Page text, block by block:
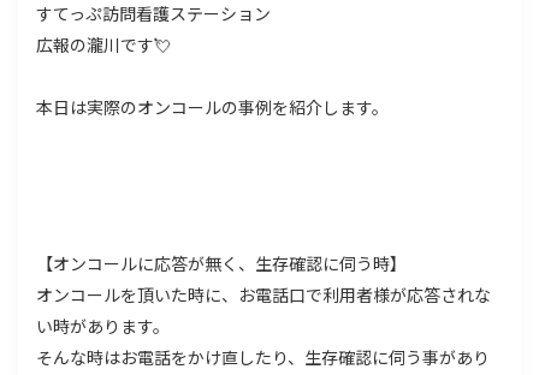
すてっぷ訪問看護ステーション
広報の瀧川です💘
本日は実際のオンコールの事例を紹介します。
【オンコールに応答が無く、生存確認に伺う時】
オンコールを頂いた時に、お電話口で利用者様が応答されな
い時があります。
そんな時はお電話をかけ直したり、生存確認に伺う事があり